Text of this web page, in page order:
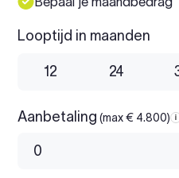
Looptijd in maanden
12 24
Aanbetaling (max € 4.800)